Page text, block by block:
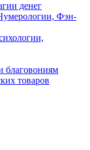
денег
Фэн-
товаров